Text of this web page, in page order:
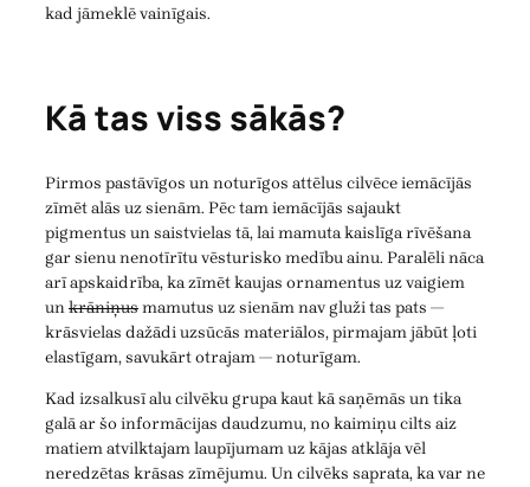
kad jāmeklē vainīgais.
Kā tas viss sākās?
Pirmos pastāvīgos un noturīgos attēlus cilvēce iemācījās
zīmēt alās uz sienām. Pēc tam iemācījās sajaukt
pigmentus un saistvielas tā, lai mamuta kaislīga rīvēšana
gar sienu nenotīrītu vēsturisko medību ainu. Paralēli nāca
arī apskaidrība, ka zīmēt kaujas ornamentus uz vaigiem
unkrāniņusmamutus uz sienām nav gluži tas pats —
krāsvielas dažādi uzsūcās materiālos, pirmajam jābūt ļoti
elastīgam, savukārt otrajam — noturīgam.
Kad izsalkusī alu cilvēku grupa kaut kā saņēmās un tika
galā ar šo informācijas daudzumu, no kaimiņu cilts aiz
matiem atvilktajam laupījumam uz kājas atklāja vēl
neredzētas krāsas zīmējumu. Un cilvēks saprata, ka var ne